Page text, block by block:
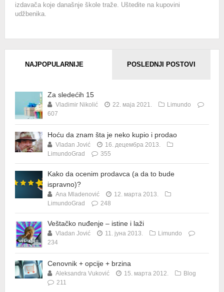
izdavača koje današnje škole traže. Uštedite na kupovini
udžbenika.
NAJPOPULARNIJE POSLEDNJI POSTOVI
Za sledećih 15
Vladimir Nikolić 22. маја 2021.
Limundo
607
Hoću da znam šta je neko kupio i prodao
Vladan Jović
16. децембра 2013.
LimundoGrad
355
Kako da ocenim prodavca (a da to bude
ispravno)?
Ana Mladenović
12. марта 2013.
LimundoGrad
248
Veštačko nuđenje – istine i laži
Vladan Jović 11. јуна 2013.
Limundo
234
Cenovnik + opcije + brzina
Aleksandra Vuković 15. марта 2012.
Blog
211